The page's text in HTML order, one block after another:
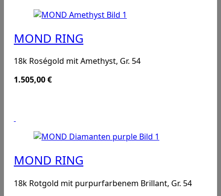
MOND RING
18k Roségold mit Amethyst, Gr. 54
1.505,00€
MOND RING
18k Rotgold mit purpurfarbenem Brillant, Gr. 54